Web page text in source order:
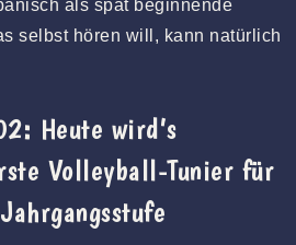
als spät beginnende
selbst hören will, kann natürlich
Heute wird’s
Volleyball-Tunier für